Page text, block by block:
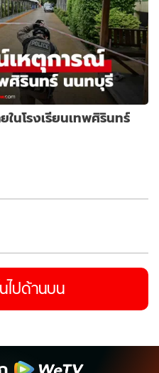
ในโรงเรียนเทพศิรินทร์
ไปด้านบน